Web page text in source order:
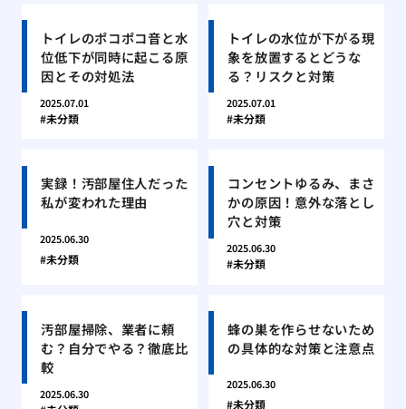
トイレのポコポコ音と水
位低下が同時に起こる原
因とその対処法
2025.07.01
未分類
トイレの水位が下がる現
象を放置するとどうな
る？リスクと対策
2025.07.01
未分類
実録！汚部屋住人だった
私が変われた理由
2025.06.30
未分類
コンセントゆるみ、まさ
かの原因！意外な落とし
穴と対策
2025.06.30
未分類
汚部屋掃除、業者に頼
む？自分でやる？徹底比
較
2025.06.30
蜂の巣を作らせないため
の具体的な対策と注意点
2025.06.30
未分類